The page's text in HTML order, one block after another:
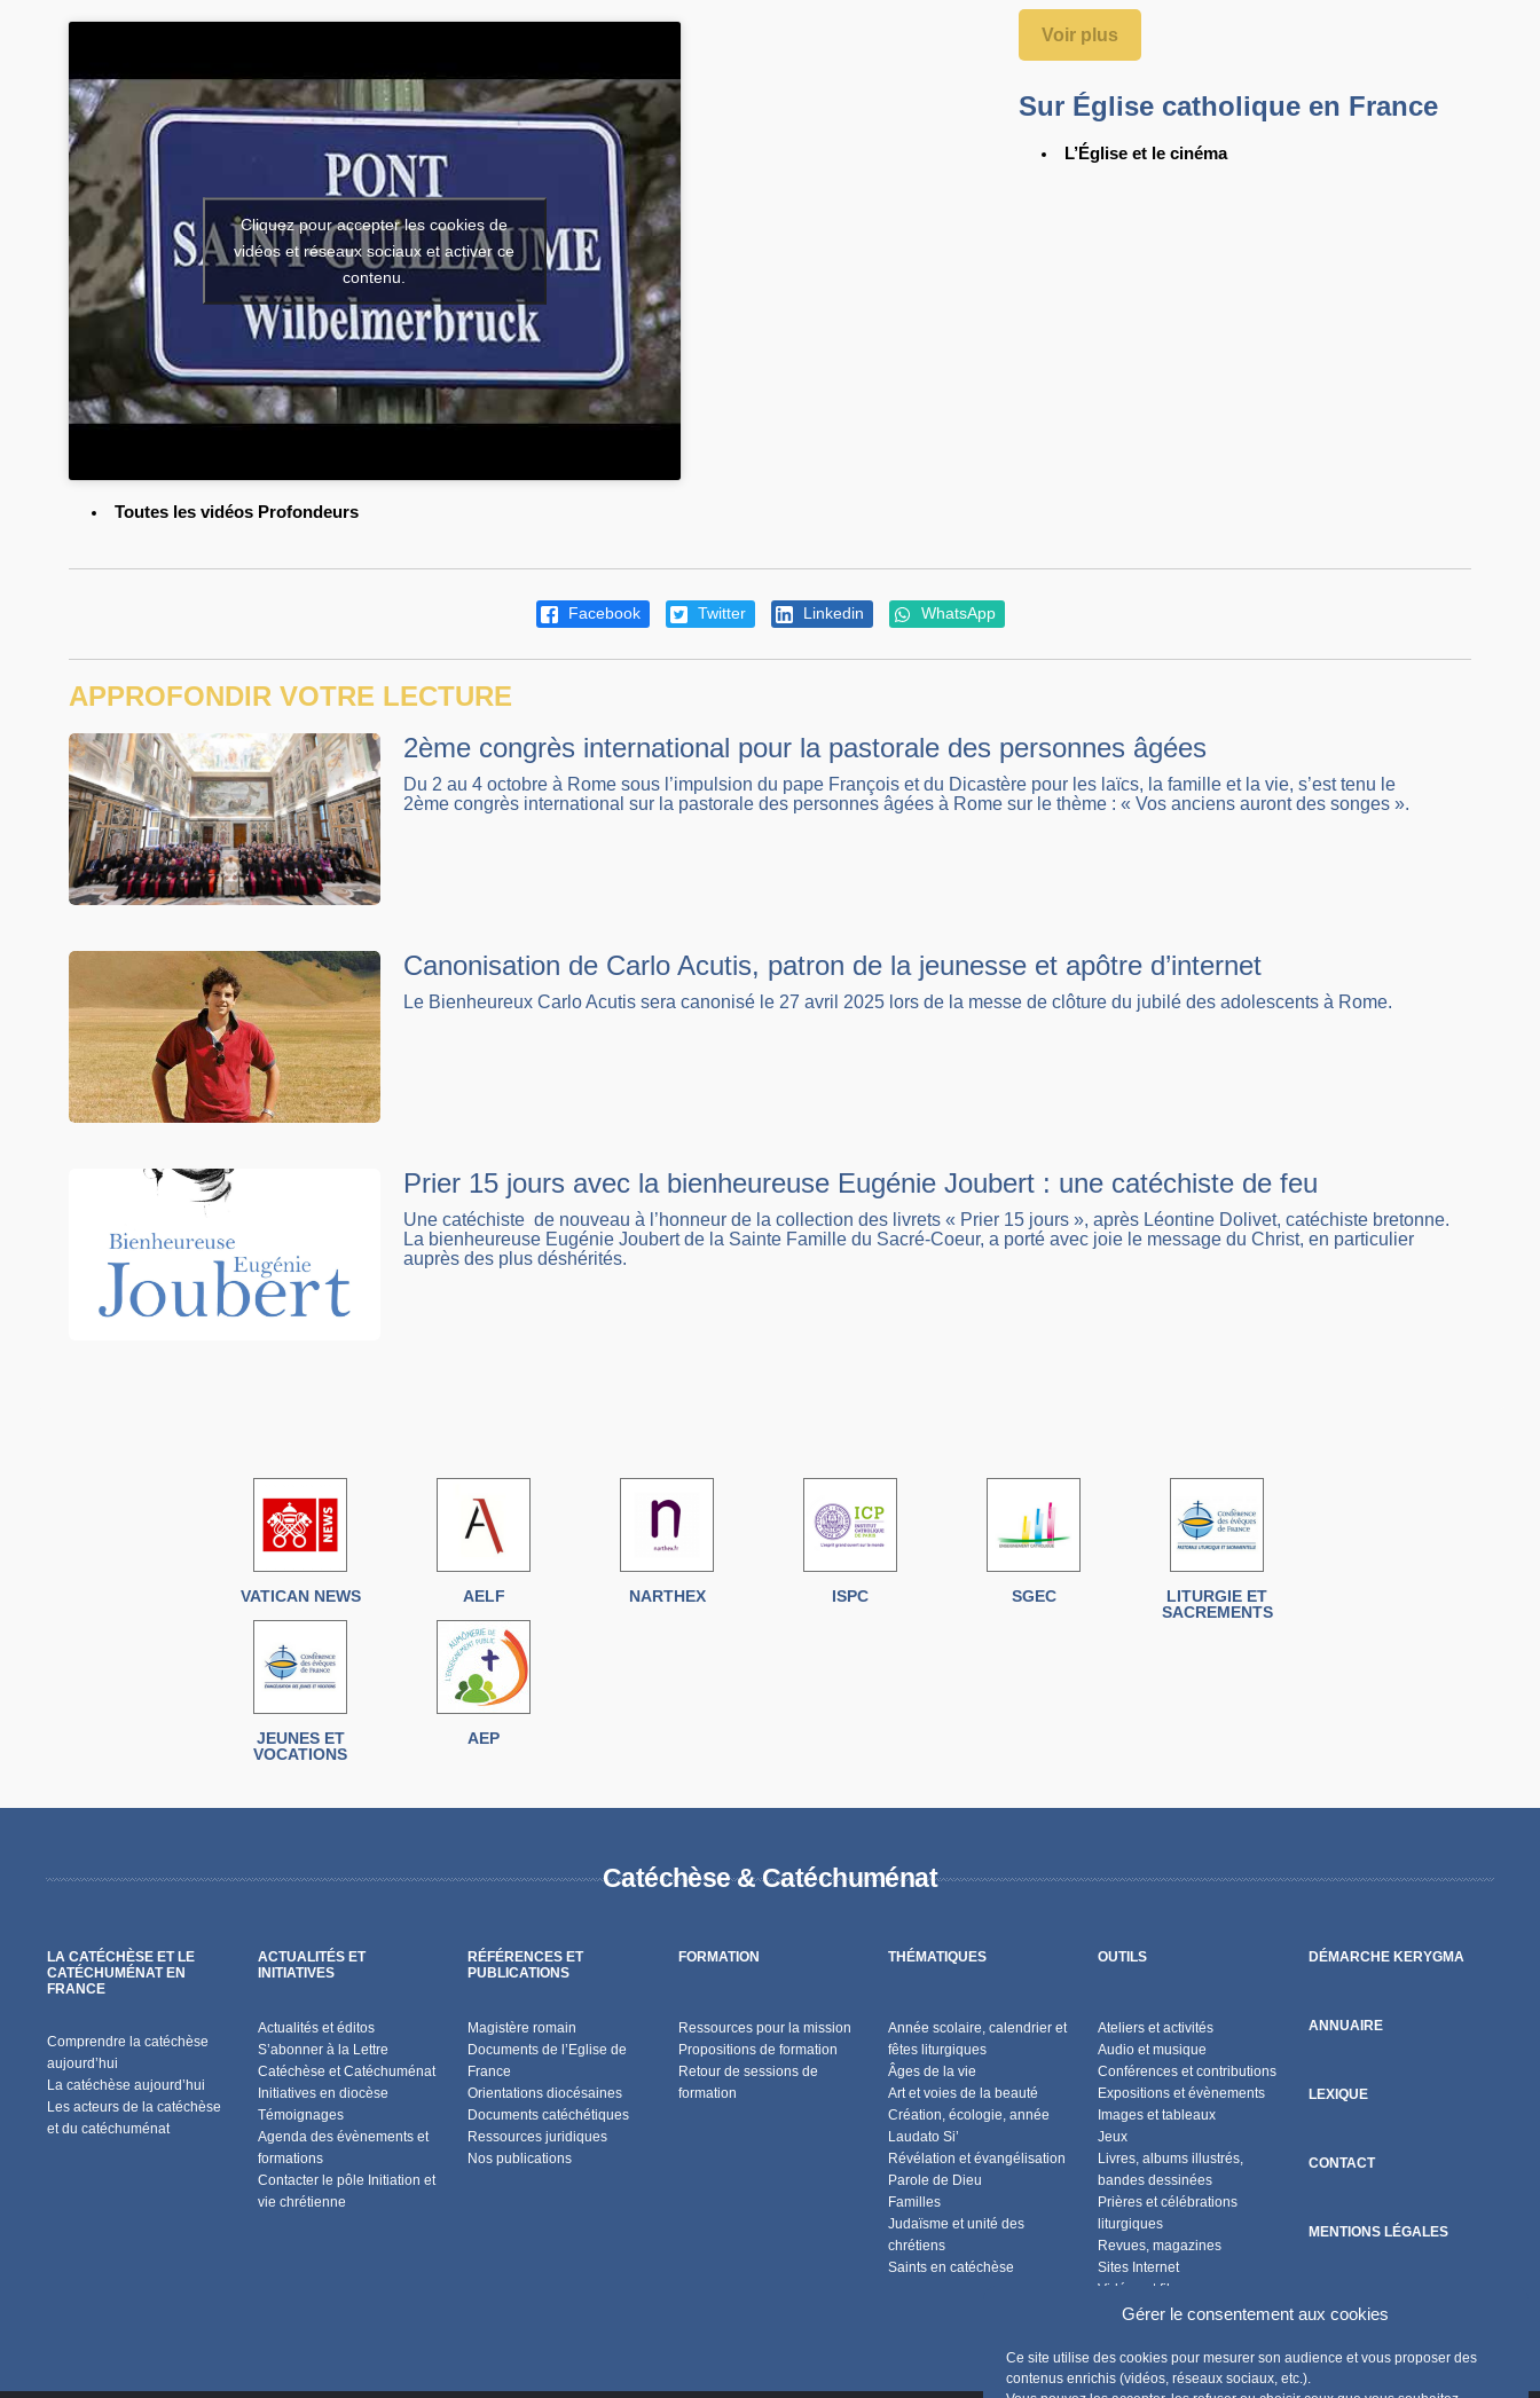
Gérer le consentement aux cookies
Ce site utilise des cookies pour mesurer son audience et vous proposer des
contenus enrichis (vidéos, réseaux sociaux, etc.).
Cliquez pour accepter les cookies de
vidéos et réseaux sociaux et activer ce
contenu.
Toutes les vidéos Profondeurs
Voir plus
Sur Église catholique en France
L’Église et le cinéma
Facebook Twitter Linkedin WhatsApp
APPROFONDIR VOTRE LECTURE
2ème congrès international pour la pastorale des personnes âgées
Du 2 au 4 octobre à Rome sous l’impulsion du pape François et du Dicastère pour les laïcs, la famille et la vie, s’est tenu le
2ème congrès international sur la pastorale des personnes âgées à Rome sur le thème : « Vos anciens auront des songes ».
Canonisation de Carlo Acutis, patron de la jeunesse et apôtre d’internet
Le Bienheureux Carlo Acutis sera canonisé le 27 avril 2025 lors de la messe de clôture du jubilé des adolescents à Rome.
Prier 15 jours avec la bienheureuse Eugénie Joubert : une catéchiste de feu
Une catéchiste de nouveau à l’honneur de la collection des livrets « Prier 15 jours », après Léontine Dolivet, catéchiste bretonne.
La bienheureuse Eugénie Joubert de la Sainte Famille du Sacré-Coeur, a porté avec joie le message du Christ, en particulier
auprès des plus déshérités.
VATICAN NEWS AELF NARTHEX ISPC SGEC
LITURGIE ET
SACREMENTS
JEUNES ET
VOCATIONS
AEP
Catéchèse & Catéchuménat
LA CATÉCHÈSE ET LE
CATÉCHUMÉNAT EN
FRANCE
Comprendre la catéchèse
aujourd’hui
La catéchèse aujourd’hui
Les acteurs de la catéchèse
et du catéchuménat
ACTUALITÉS ET
INITIATIVES
Actualités et éditos
S’abonner à la Lettre
Catéchèse et Catéchuménat
Initiatives en diocèse
Témoignages
Agenda des évènements et
formations
Contacter le pôle Initiation et
vie chrétienne
RÉFÉRENCES ET
PUBLICATIONS
Magistère romain
Documents de l’Eglise de
France
Orientations diocésaines
Documents catéchétiques
Ressources juridiques
Nos publications
FORMATION
Ressources pour la mission
Propositions de formation
Retour de sessions de
formation
THÉMATIQUES
Année scolaire, calendrier et
fêtes liturgiques
Âges de la vie
Art et voies de la beauté
Création, écologie, année
Laudato Si’
Révélation et évangélisation
Parole de Dieu
Familles
Judaïsme et unité des
chrétiens
Saints en catéchèse
OUTILS
Ateliers et activités
Audio et musique
Conférences et contributions
Expositions et évènements
Images et tableaux
Jeux
Livres, albums illustrés,
bandes dessinées
Prières et célébrations
liturgiques
Revues, magazines
Sites Internet
Vidéos et films
Flux RSS
DÉMARCHE KERYGMA
ANNUAIRE
LEXIQUE
CONTACT
MENTIONS LÉGALES